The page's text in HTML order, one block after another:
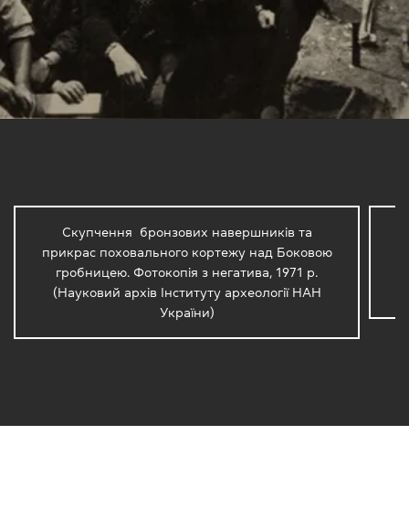
Скупчення бронзових навершників та
прикрас поховального кортежу над Боковою
гробницею. Фотокопія з негатива, 1971 р.
(Науковий архів Інституту археології НАН
України)